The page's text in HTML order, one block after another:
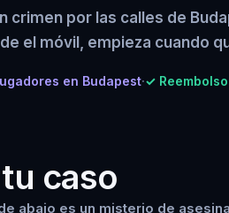
crimen por las calles de
el móvil, empieza cuando
en Budapest·✓
caso
abajo es un misterio de